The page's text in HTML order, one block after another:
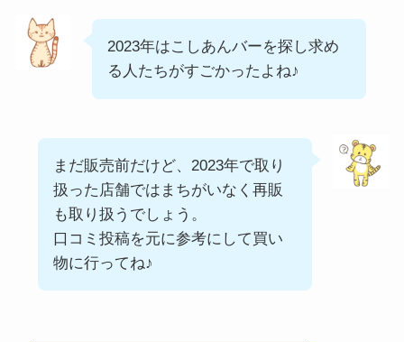
2023年はこしあんバーを探し求め
る人たちがすごかったよね♪
まだ販売前だけど、2023年で取り
扱った店舗ではまちがいなく再販
も取り扱うでしょう。
口コミ投稿を元に参考にして買い
物に行ってね♪